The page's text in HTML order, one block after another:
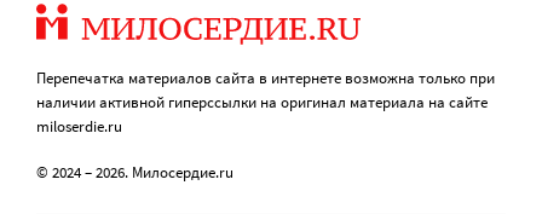
Перепечатка материалов сайта в интернете возможна только при
наличии активной гиперссылки на оригинал материала на сайте
miloserdie.ru
© 2024 – 2026. Милосердие.ru